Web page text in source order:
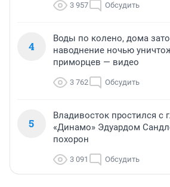
3 957 Обсудить
4
Воды по колено, дома
наводнение ночью
приморцев — видео
3 762 Обсудить
5
Владивосток простился с
«Динамо» Эдуардом
похорон
3 091 Обсудить